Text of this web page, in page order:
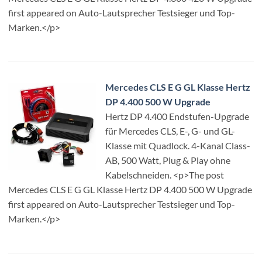
first appeared on Auto-Lautsprecher Testsieger und Top-
Marken.</p>
Mercedes CLS E G GL Klasse Hertz
DP 4.400 500 W Upgrade
Hertz DP 4.400 Endstufen-Upgrade
für Mercedes CLS, E-, G- und GL-
Klasse mit Quadlock. 4-Kanal Class-
AB, 500 Watt, Plug & Play ohne
Kabelschneiden. <p>The post
Mercedes CLS E G GL Klasse Hertz DP 4.400 500 W Upgrade
first appeared on Auto-Lautsprecher Testsieger und Top-
Marken.</p>